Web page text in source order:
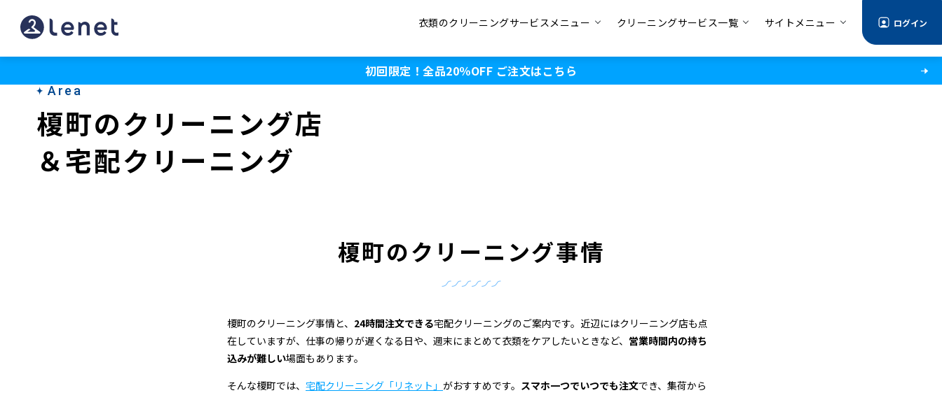
榎
町
衣類のクリーニングサービスメニュー クリーニングサービス一覧 サイトメニュー ログイン
初回限定！全品20％OFF ご注文はこちら
Area
榎町のクリーニング店
＆宅配クリーニング
榎町のクリーニング事情
榎町のクリーニング事情と、 24時間注文できる宅配クリーニングのご案内です。近辺にはクリーニング店も点
在していますが、仕事の帰りが遅くなる日や、週末にまとめて衣類をケアしたいときなど、 営業時間内の持ち
込みが難しい場面もあります。
そんな榎町では、 宅配クリーニング「リネット」 がおすすめです。 スマホ一つでいつでも注文でき、集荷から